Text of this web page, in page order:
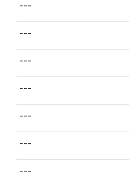
---
---
---
---
---
---
---